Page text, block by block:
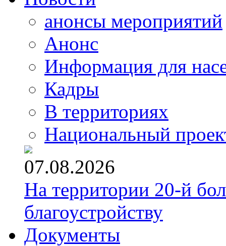
анонсы мероприятий
Анонс
Информация для
Кадры
В территориях
Национальный
07.08.2026
На территории 20-й
благоустройству
Документы